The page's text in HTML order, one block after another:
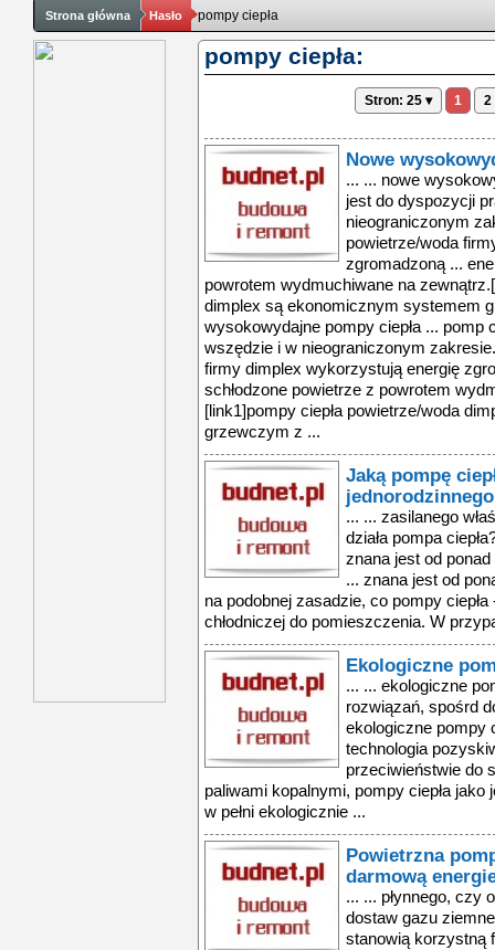
Strona główna Hasło pompy ciepła
pompy ciepła:
Stron: 25 ▾ 1 2
Nowe
... ... nowe
jest do dyspozycji
nieograniczonym
powietrze/woda
zgromadzoną ...
powrotem wydmuchiwane na
dimplex są ekonomicznym systemem
wysokowydajne pompy ciepła ... pomp
wszędzie i w nieograniczonym
firmy dimplex wykorzystują energię
schłodzone powietrze z powrotem
[link1]pompy ciepła powietrze/woda
grzewczym z ...
Jaką pompę
... ... zasilanego
działa pompa
znana jest od
... znana jest od
na podobnej zasadzie, co pompy
chłodniczej do pomieszczenia. W
Ekologiczne
... ... ekologiczne
rozwiązań, spośrd
ekologiczne pompy
technologia
przeciwieństwie do
paliwami kopalnymi, pompy ciepła
w pełni ekologicznie ...
Powietrzna
darmową
... ... płynnego, czy
dostaw gazu
stanowią korzystną